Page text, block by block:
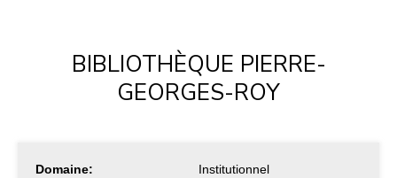
BIBLIOTHÈQUE PIERRE-
GEORGES-ROY
Domaine:
Institutionnel